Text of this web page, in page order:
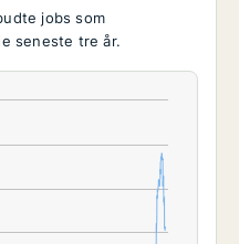
jobs som
seneste tre år.